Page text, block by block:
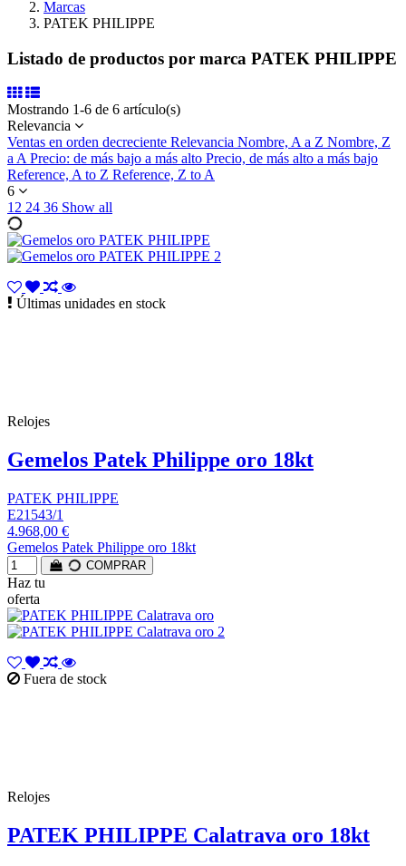
Marcas
PATEK PHILIPPE
Listado de productos por marca PATEK PHILIPPE
Mostrando 1-6 de 6 artículo(s)
Relevancia
Ventas en orden decreciente Relevancia Nombre, A a Z Nombre, Z
a APrecio: de más bajo a más alto Precio, de más alto a más bajo
Reference, A to Z Reference, Z to A
6
12 24 36 Show all
Últimas unidades en stock
Relojes
Gemelos Patek Philippe oro 18kt
PATEK PHILIPPE
E21543/1
4.968,00 €
Gemelos Patek Philippe oro 18kt
COMPRAR
Haz tu
oferta
Fuera de stock
Relojes
PATEK PHILIPPE Calatrava oro 18kt